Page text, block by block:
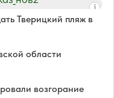
Тверицкий пляж в
области
возгорание